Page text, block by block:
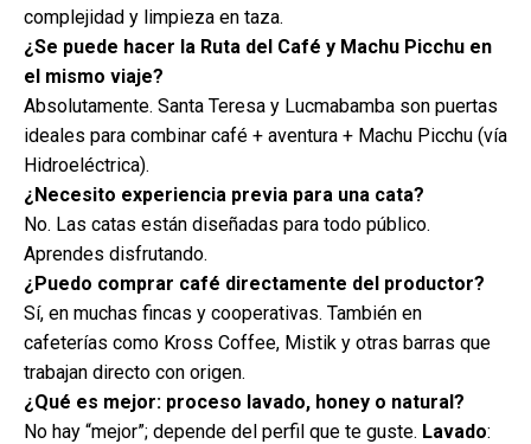
complejidad y limpieza en taza.
¿Se puede hacer la Ruta del Café y Machu Picchu en
el mismo viaje?
Absolutamente. Santa Teresa y Lucmabamba son puertas
ideales para combinar café + aventura + Machu Picchu (vía
Hidroeléctrica).
¿Necesito experiencia previa para una cata?
No. Las catas están diseñadas para todo público.
Aprendes disfrutando.
¿Puedo comprar café directamente del productor?
Sí, en muchas fincas y cooperativas. También en
cafeterías como Kross Coffee, Mistik y otras barras que
trabajan directo con origen.
¿Qué es mejor: proceso lavado, honey o natural?
No hay “mejor”; depende del perfil que te guste. Lavado: